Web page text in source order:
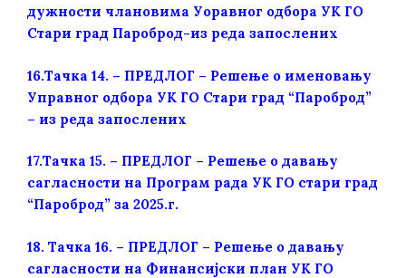
дужности члановима Уоравног одбора УК ГО
Стари град Пароброд-из реда запослених
16.Тачка 14. – ПРЕДЛОГ – Решење о именовању
Управног одбора УК ГО Стари град “Пароброд”
– из реда запослених
17.Тачка 15. – ПРЕДЛОГ – Решење о давању
сагласности на Програм рада УК ГО стари град
“Пароброд” за 2025.г.
18. Тачка 16. – ПРЕДЛОГ – Решење о давању
сагласности на Финансијски план УК ГО